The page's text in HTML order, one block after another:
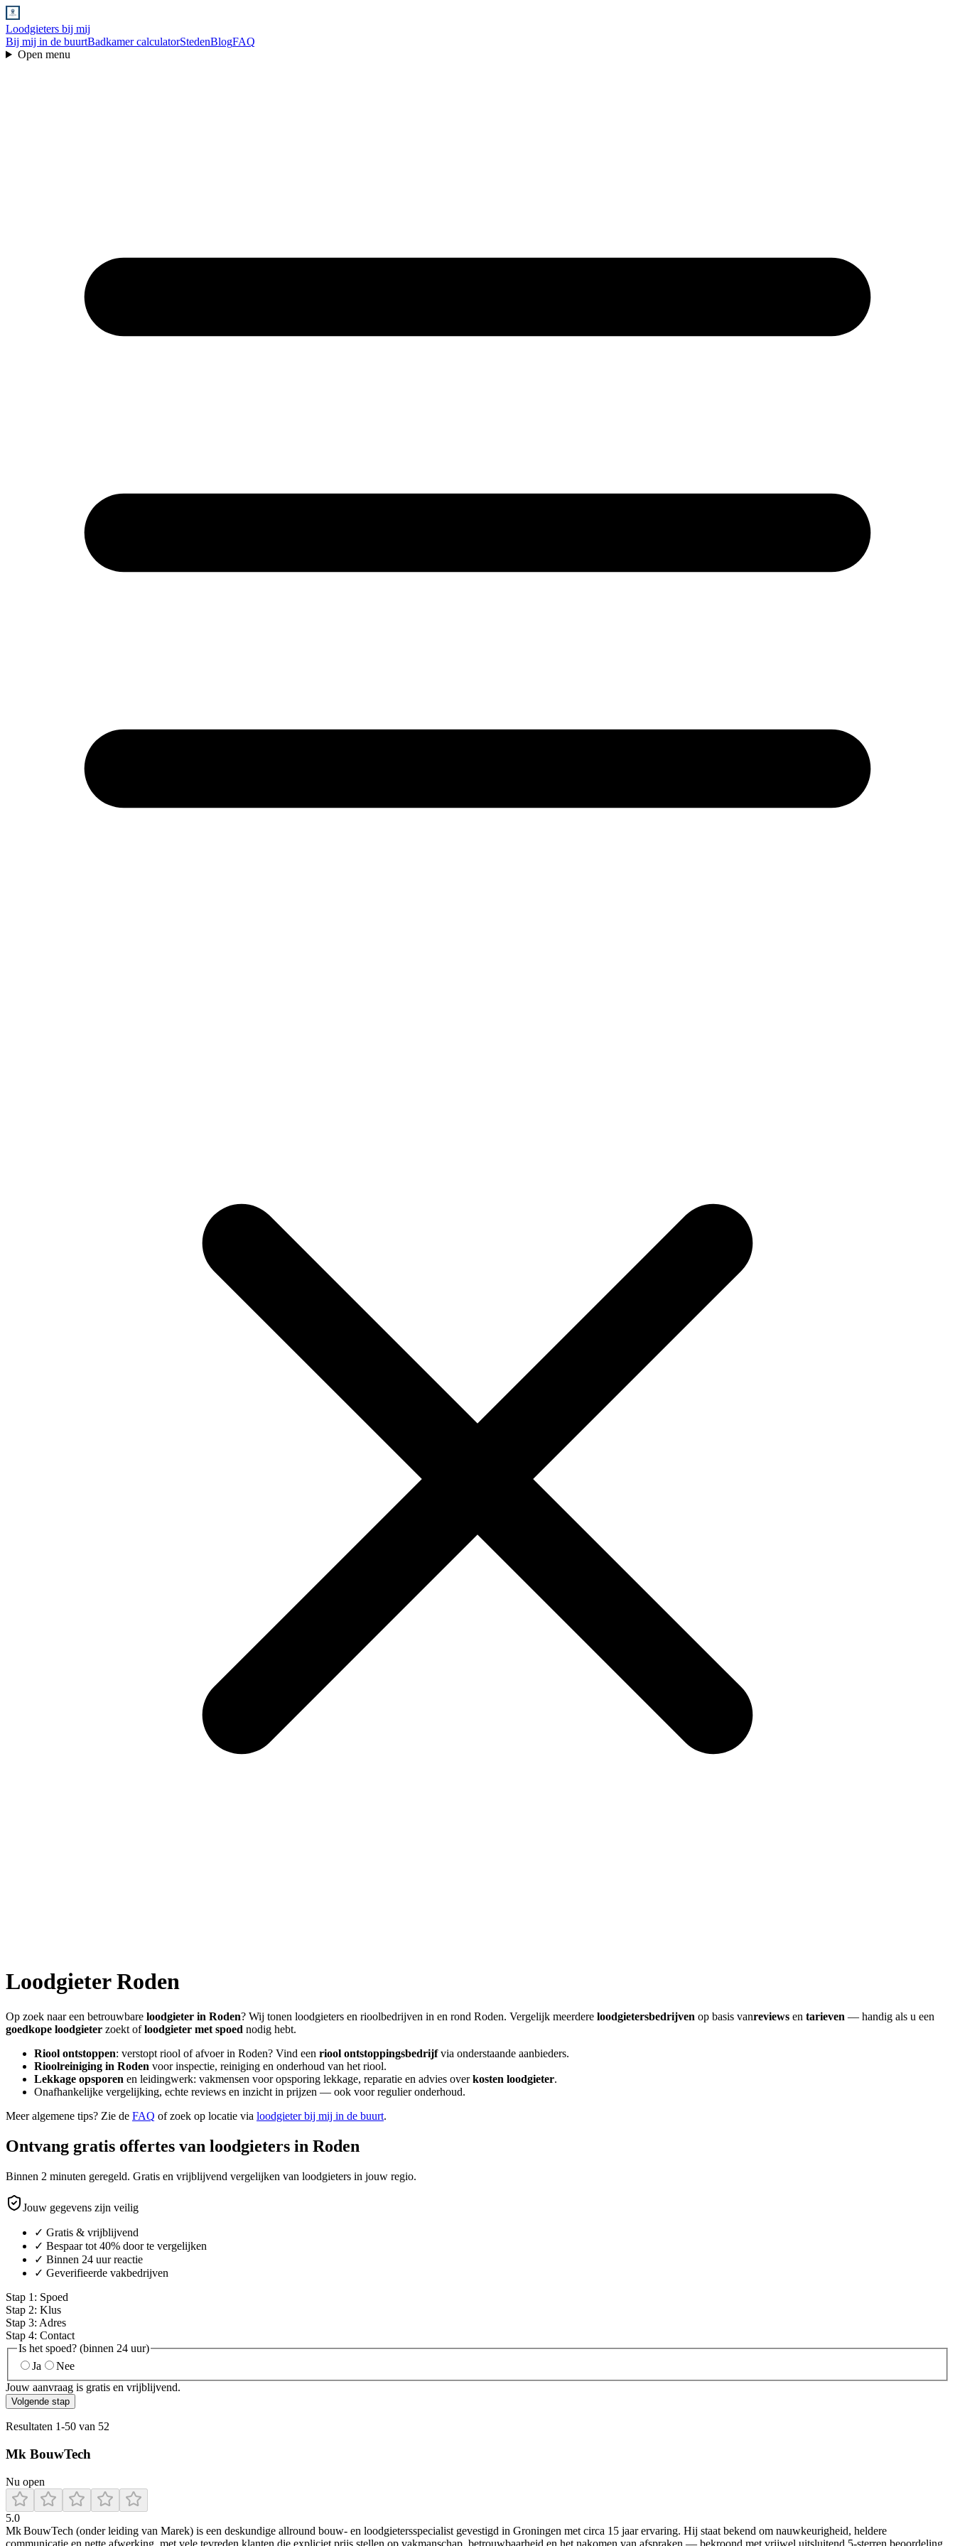
Loodgieters bij mij
Bij mij in de buurtBadkamer calculatorStedenBlogFAQ
Open menu
LoodgieterRoden
Op zoek naar een betrouwbare loodgieter in Roden? Wij tonen loodgieters en rioolbedrijven in en rond Roden. Vergelijk meerdere loodgietersbedrijven op basis vanreviews en tarieven — handig als u een
goedkope loodgieter zoekt ofloodgieter met spoed nodig hebt.
Riool ontstoppen: verstopt riool of afvoer in Roden? Vind een riool ontstoppingsbedrijfvia onderstaande aanbieders.
Rioolreiniging in Roden voor inspectie, reiniging en onderhoud van het riool.
Lekkage opsporen en leidingwerk: vakmensen voor opsporing lekkage, reparatie en advies overkosten loodgieter.
Onafhankelijke vergelijking, echte reviews en inzicht in prijzen — ook voor regulier onderhoud.
Meer algemene tips? Zie de FAQ of zoek op locatie via loodgieter bij mij in de buurt.
Ontvang gratis offertes van loodgieters in Roden
Binnen 2 minuten geregeld. Gratis en vrijblijvend vergelijken van loodgieters in jouw regio.
Jouw gegevens zijn veilig
✓ Gratis & vrijblijvend
✓ Bespaar tot 40% door te vergelijken
✓ Binnen 24 uur reactie
✓ Geverifieerde vakbedrijven
Stap 1 : Spoed
Stap 2: Klus
Stap 3: Adres
Stap 4: Contact
Is het spoed? (binnen 24 uur)
Ja
Nee
Jouw aanvraag is gratis en vrijblijvend.
Volgende stap
Resultaten 1-50 van 52
Mk BouwTech
Nu open
5.0
Mk BouwTech (onder leiding van Marek) is een deskundige allround bouw‑ en loodgietersspecialist gevestigd in Groningen met circa 15 jaar ervaring. Hij staat bekend om nauwkeurigheid, heldere
communicatie en nette afwerking, met vele tevreden klanten die expliciet prijs stellen op vakmanschap, betrouwbaarheid en het nakomen van afspraken — bekroond met vrijwel uitsluitend 5‑sterren beoordeling.